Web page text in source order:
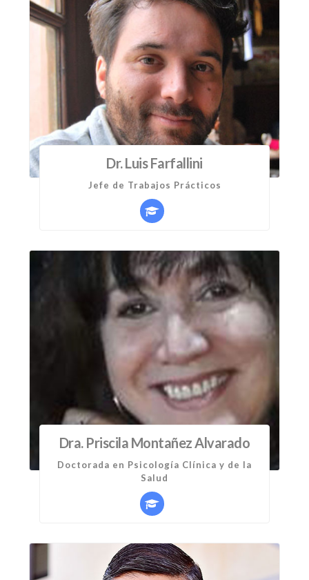
Dr. Luis Farfallini
Jefe de Trabajos Prácticos
Dra. Priscila Montañez Alvarado
Doctorada en Psicología Clínica y de la
Salud